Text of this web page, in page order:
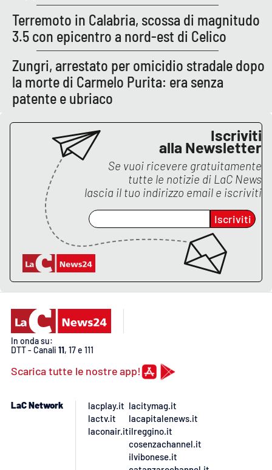
Apple
Terremoto in Calabria, scossa di magnitudo
3.5 con epicentro a nord-est di Celico
Zungri, arrestato per omicidio stradale dopo
la morte di Carmelo Purita: era senza
patente e ubriaco
Iscriviti
alla Newsletter
Se vuoi ricevere gratuitamente
tutte le notizie di LaC News
lascia il tuo indirizzo email e iscriviti
Iscriviti
In onda su:
DTT - Canali 11, 17 e 111
Scarica tutte le nostre app!
LaC Network
lacplay.it
lactv.it
laconair.it
lacitymag.it
lacapitalenews.it
ilreggino.it
cosenzachannel.it
ilvibonese.it